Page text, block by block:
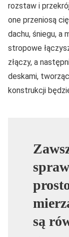
rozstaw i
one przeniosą
dachu, śniegu, a
stropowe
złączy, a
deskami,
konstrukcji
są